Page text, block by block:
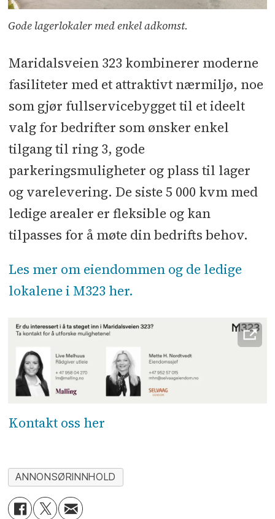
Gode lagerlokaler med enkel adkomst.
Maridalsveien 323 kombinerer moderne
fasiliteter med et attraktivt nærmiljø, noe
som gjør fullservicebygget til et ideelt
valg for bedrifter som ønsker enkel
tilgang til ring 3, gode
parkeringsmuligheter og plass til lager
og varelevering. De siste 5 000 kvm med
ledige arealer er fleksible og kan
tilpasses for å møte din bedrifts behov.
Les mer om eiendommen og de ledige
lokalene i M323 her.
Kontakt oss her
ANNONSØRINNHOLD